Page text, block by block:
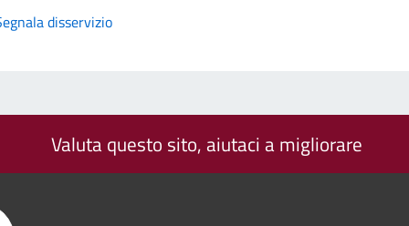
disservizio
Valuta questo sito, aiutaci a migliorare